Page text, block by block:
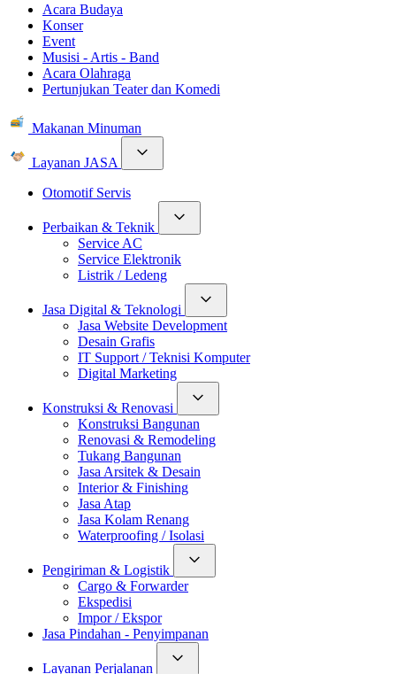
Acara Budaya
Konser
Event
Musisi - Artis - Band
Acara Olahraga
Pertunjukan Teater dan Komedi
Makanan Minuman
Layanan JASA
Otomotif Servis
Perbaikan & Teknik
Service AC
Service Elektronik
Listrik / Ledeng
Jasa Digital & Teknologi
Jasa Website Development
Desain Grafis
IT Support / Teknisi Komputer
Digital Marketing
Konstruksi & Renovasi
Konstruksi Bangunan
Renovasi & Remodeling
Tukang Bangunan
Jasa Arsitek & Desain
Interior & Finishing
Jasa Atap
Jasa Kolam Renang
Waterproofing / Isolasi
Pengiriman & Logistik
Cargo & Forwarder
Ekspedisi
Impor / Ekspor
Jasa Pindahan - Penyimpanan
Layanan Perjalanan